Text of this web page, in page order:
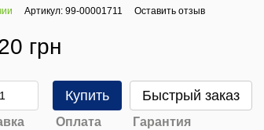
Артикул: 99-00001711 Оставить отзыв
грн
Купить Быстрый заказ
Оплата Гарантия